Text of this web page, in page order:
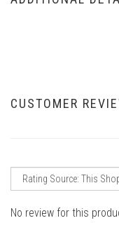
CUSTOMER
No review for this